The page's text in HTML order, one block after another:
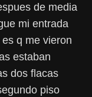
de media
mi entrada
q me vieron
estaban
dos flacas
piso